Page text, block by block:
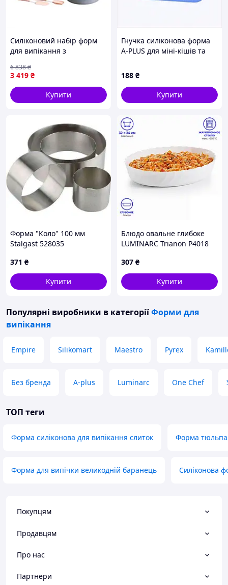
Силіконовий набір форм
для випікання з
і кухонними аксесуарами
11 предметів HP34542
3 419 ₴
6 838₴
Купити
Гнучка силіконова форма
A-PLUS для міні-кішів та
188 ₴
Купити
Форма "Коло" 100 мм
Stalgast 528035
371 ₴
Купити
Блюдо овальне глибоке
LUMINARC Trianon P4018
307 ₴
Купити
Популярні виробники в категоріїФорми для
випікання
Empire Silikomart Maestro Pyrex
Без бренда A-plus Luminarc One Chef
ТОП теги
Форма силіконова для випікання слиток Форма
Форма для випічки великодній баранець Силіконова
Покупцям
Продавцям
Про нас
Партнери